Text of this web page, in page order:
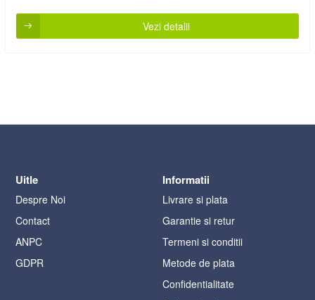
Vezi detalii
Uitle
Despre Noi
Contact
ANPC
GDPR
Informatii
Livrare si plata
Garantie si retur
Termeni si conditii
Metode de plata
Confidentialitate